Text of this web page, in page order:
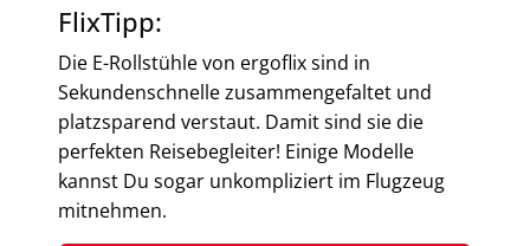
FlixTipp:
Die E-Rollstühle von ergoflix sind in
Sekundenschnelle zusammengefaltet und
platzsparend verstaut. Damit sind sie die
perfekten Reisebegleiter! Einige Modelle
kannst Du sogar unkompliziert im Flugzeug
mitnehmen.